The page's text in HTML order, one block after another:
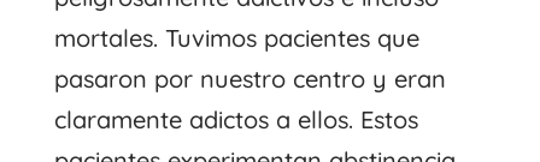
mortales. Tuvimos pacientes que
pasaron por nuestro centro y eran
claramente adictos a ellos. Estos